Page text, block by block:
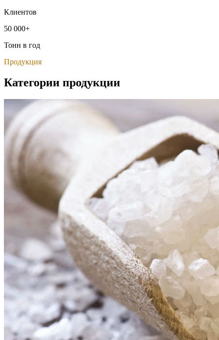
Клиентов
50 000+
Тонн в год
Продукция
Категории продукции